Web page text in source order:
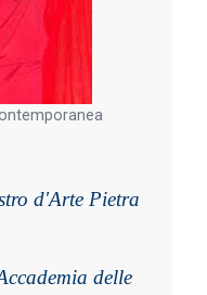
d'Arte Pietra
delle